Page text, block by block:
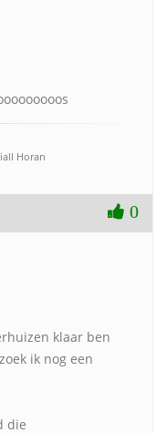
Horan
0
klaar ben
ik nog een
die